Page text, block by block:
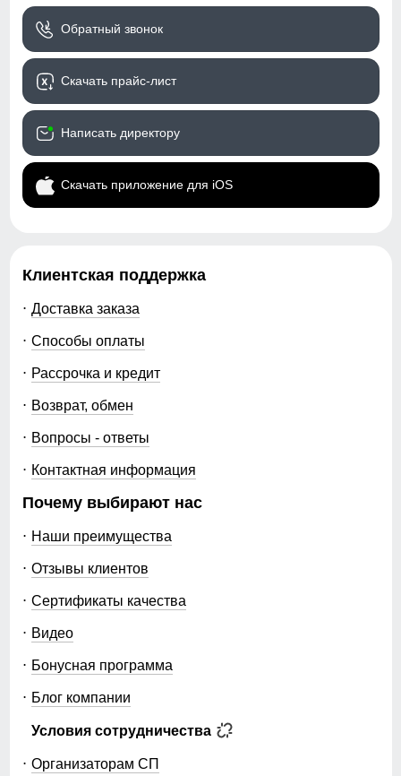
Обратный звонок
Скачать прайс-лист
Написать директору
Скачать приложение для iOS
Клиентская поддержка
Доставка заказа
Способы оплаты
Рассрочка и кредит
Возврат, обмен
Вопросы - ответы
Контактная информация
Почему выбирают нас
Наши преимущества
Отзывы клиентов
Сертификаты качества
Видео
Бонусная программа
Блог компании
Условия сотрудничества
Организаторам СП